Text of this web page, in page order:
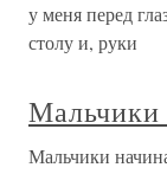
у меня перед
столу и, руки
Мальчики
Мальчики